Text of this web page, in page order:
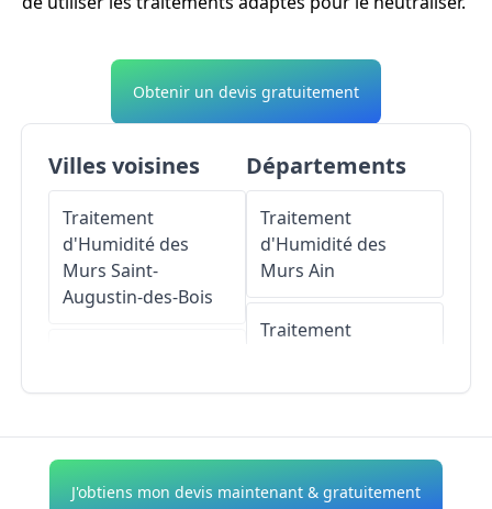
Obtenir un devis gratuitement
Villes voisines
Traitement
d'Humidité des
Murs Saint-
Augustin-des-Bois
Clément-de-la-Place
Traitement
Départements
Traitement
d'Humidité des
Murs Ain
Traitement
Traitement
d'Humidité des
Murs Allier
J'obtiens mon devis maintenant & gratuitement